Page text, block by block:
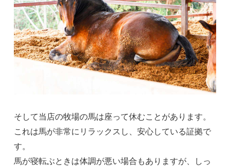
そして当店の牧場の馬は座って休むことがあります。
これは馬が非常にリラックスし、安心している証拠で
す。
馬が寝転ぶときは体調が悪い場合もありますが、しっ